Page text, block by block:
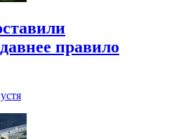
правило